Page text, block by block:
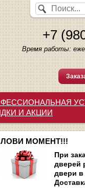
+7
Время работы:
И АКЦИИ
ЛОВИ МОМЕНТ!!!
При
дверей
двери в